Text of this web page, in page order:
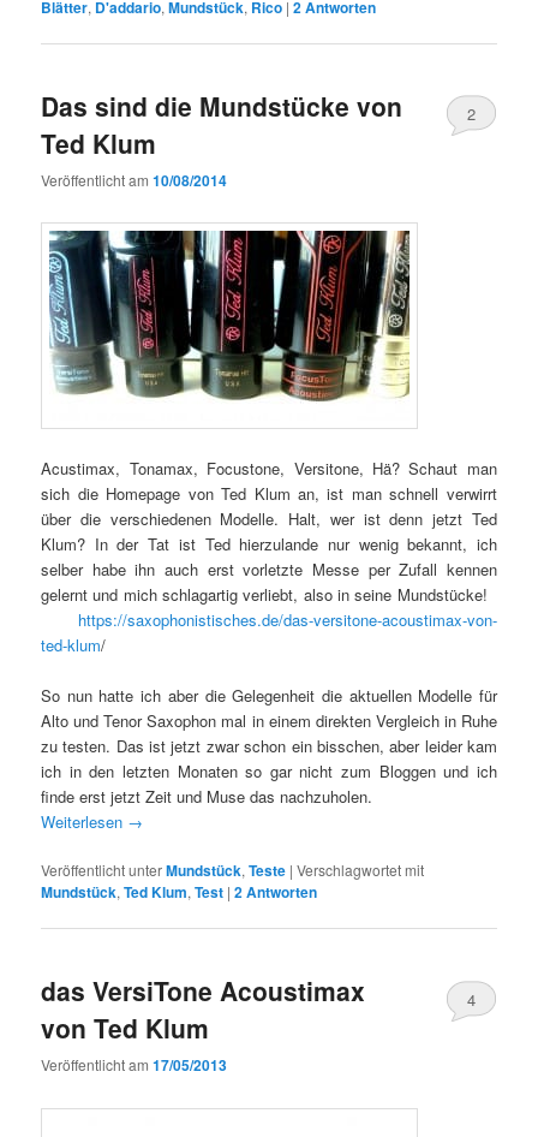
Blätter, D'addario,Mundstück, Rico |2Antworten
Das sind die Mundstücke von
Ted Klum
Veröffentlicht am10/08/2014
2
Acustimax, Tonamax, Focustone, Versitone, Hä? Schaut man
sich die Homepage von Ted Klum an, ist man schnell verwirrt
über die verschiedenen Modelle. Halt, wer ist denn jetzt Ted
Klum? In der Tat ist Ted hierzulande nur wenig bekannt, ich
selber habe ihn auch erst vorletzte Messe per Zufall kennen
gelernt und mich schlagartig verliebt, also in seine Mundstücke!
https://saxophonistisches.de/das-versitone-acoustimax-von-
ted-klum/
So nun hatte ich aber die Gelegenheit die aktuellen Modelle für
Alto und Tenor Saxophon mal in einem direkten Vergleich in Ruhe
zu testen. Das ist jetzt zwar schon ein bisschen, aber leider kam
ich in den letzten Monaten so gar nicht zum Bloggen und ich
finde erst jetzt Zeit und Muse das nachzuholen.
Weiterlesen →
Veröffentlicht unterMundstück,Teste |Verschlagwortet mit
Mundstück,Ted Klum,Test |2Antworten
das VersiTone Acoustimax
von Ted Klum
Veröffentlicht am17/05/2013
4